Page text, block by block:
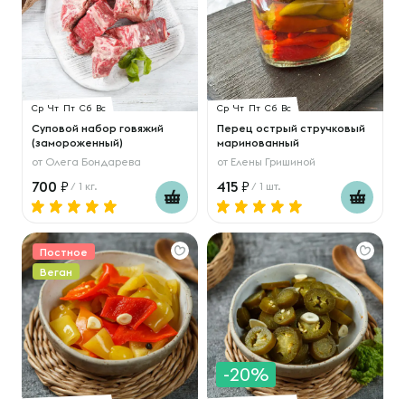
Ср Чт Пт Сб Вс
Суповой набор говяжий
(замороженный)
от Олега Бондарева
700 / 1 кг.
Ср Чт Пт Сб Вс
Перец острый стручковый
маринованный
от Елены Гришиной
415 / 1 шт.
Постное
Веган
-20%